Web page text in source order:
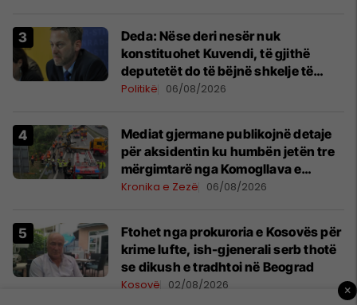
Deda: Nëse deri nesër nuk
konstituohet Kuvendi, të gjithë
deputetët do të bëjnë shkelje të
rëndë kushtetuese
Politikë 06/08/2026
Mediat gjermane publikojnë detaje
për aksidentin ku humbën jetën tre
mërgimtarë nga Komogllava e
Ferizajt
Kronika e Zezë 06/08/2026
Ftohet nga prokuroria e Kosovës për
krime lufte, ish-gjenerali serb thotë
se dikush e tradhtoi në Beograd
Kosovë 02/08/2026 ×